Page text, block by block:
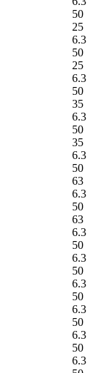
50
25
6.3
50
25
6.3
50
35
6.3
50
35
6.3
50
63
6.3
50
63
6.3
50
6.3
50
6.3
50
6.3
50
6.3
50
6.3